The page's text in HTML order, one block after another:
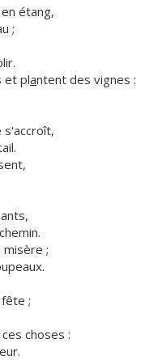
étang,
;
et plantent des vignes :
s'accroît,
;
;
ces choses :